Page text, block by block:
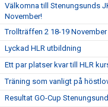
Välkomna till Stenungsunds
November!
Trollträffen 2 18-19 November
Lyckad HLR utbildning
Ett par platser kvar till HLR
Träning som vanligt på
Resultat GO-Cup